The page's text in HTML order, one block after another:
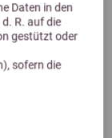
Daten in den
R. auf die
gestützt oder
sofern die